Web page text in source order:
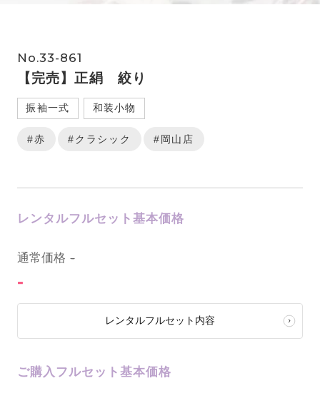
No.33-861
【完売】正絹 絞り
振袖一式 和装小物
#赤 #クラシック #岡山店
レンタルフルセット基本価格
通常価格 -
-
レンタルフルセット内容
ご購入フルセット基本価格